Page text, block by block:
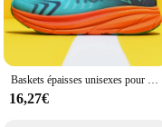
Baskets épaisses unisexes pour hommes et femmes, chaussures de course, chaussures de basket-ball, chaussures de marche de randonnée, grande taille, marques de luxe, automne
16,27€